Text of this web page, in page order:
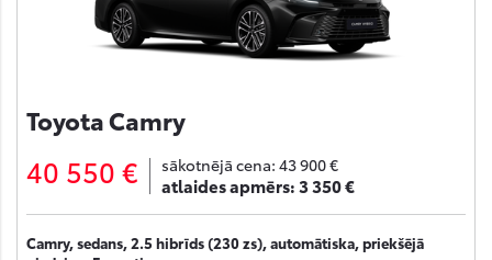
Toyota Camry
40 550 € sākotnējā cena: 43 900 €
atlaides apmērs:3 350 €
Camry, sedans, 2.5 hibrīds (230 zs), automātiska, priekšējā